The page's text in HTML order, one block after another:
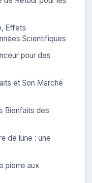
Effets
Scientifiques
pour des
et Son Marché
Bienfaits des
de lune : une
pierre aux